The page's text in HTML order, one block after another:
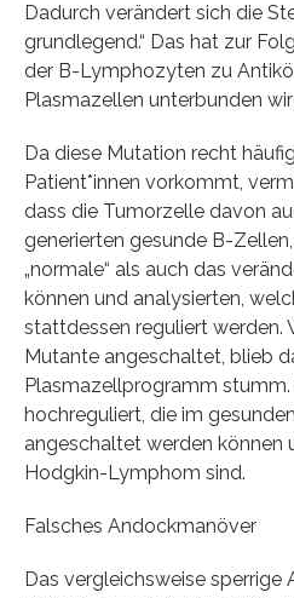
Dadurch verändert sich die
grundlegend.“ Das hat zur
der B-Lymphozyten zu
Plasmazellen unterbunden
Da diese Mutation recht
Patient*innen vorkommt,
dass die Tumorzelle davon
generierten gesunde B-
„normale“ als auch das
können und analysierten,
stattdessen reguliert werden.
Mutante angeschaltet, blieb
Plasmazellprogramm
hochreguliert, die im
angeschaltet werden können
Hodgkin-Lymphom sind.
Falsches Andockmanöver
Das vergleichsweise sperrige